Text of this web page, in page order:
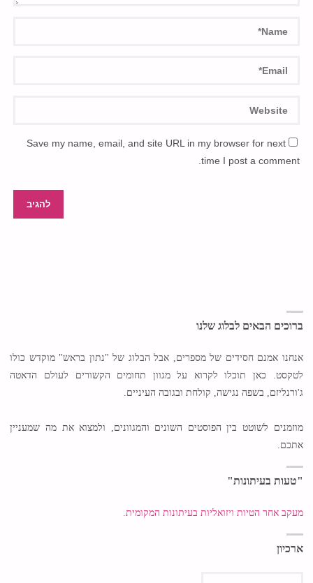
Save my name, email, and site URL in my browser for next
time I post a comment.
ברוכים הבאים לבלוג שלנו
אנחנו אמנם חסידים של מספרים, אבל הבלוג של "נתון בראש" מוקדש כולו
לטקסט. כאן תוכלו לקרוא על מגוון תחומים הקשורים לעולם הדאטה
ג'ורנליזם, בשפה נגישה, קולחת ובגובה העיניים.
מוזמנים לשוטט בין הפוסטים השונים והמגוונים, ולמצוא את מה שמעניין
אתכם.
"טעות בעיתונות"
מעקב אחר הטיות ויזואליות בעיתונות המקומית.
ארכיון